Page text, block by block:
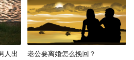
人出
老公要离婚怎么挽回？